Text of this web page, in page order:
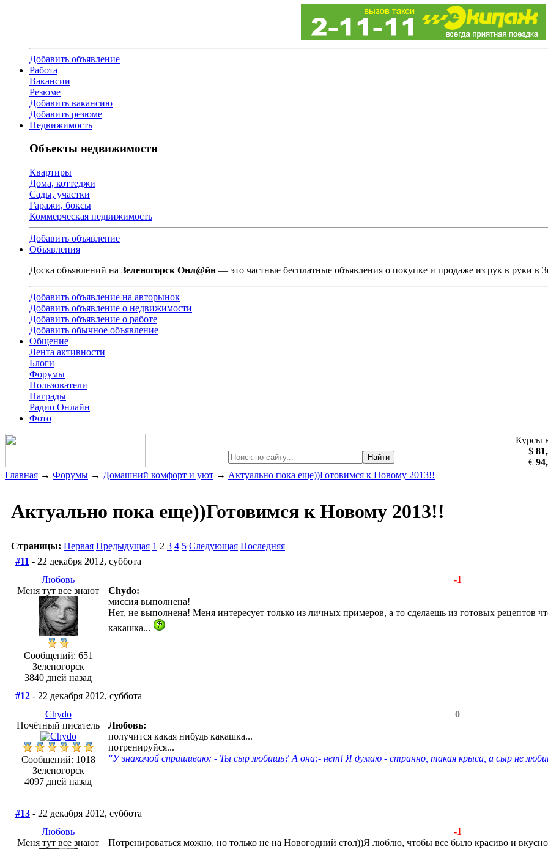
Добавить объявление
Работа
Вакансии
Резюме
Добавить вакансию
Добавить резюме
Недвижимость
Объекты недвижимости
Квартиры
Дома, коттеджи
Сады, участки
Гаражи, боксы
Коммерческая недвижимость
Добавить объявление
Объявления
Доска объявлений на Зеленогорск Онл@йн — это частные бесплатные объявления о покупке и продаже из рук в руки в
Добавить объявление на авторынок
Добавить объявление о недвижимости
Добавить объявление о работе
Добавить обычное объявление
Общение
Лента активности
Блоги
Форумы
Пользователи
Награды
Радио Онлайн
Фото
Найти
Курсы
$
€
Главная → Форумы → Домашний комфорт и уют → Актуально пока еще))Готовимся к Новому 2013!!
Актуально пока еще))Готовимся к Новому 2013!!
Страницы: Первая Предыдущая 1 2 3 4 5 Следующая Последняя
#11 - 22 декабря 2012, суббота
Любовь
Меня тут все знают
Сообщений: 651
Зеленогорск
3840 дней назад
-1
Chydo:
миссия выполнена!
Нет, не выполнена! Меня интересует только из личных примеров, а то сделаешь из готовых рецептов
какашка...
#12 - 22 декабря 2012, суббота
Chydo
Почётный писатель
Сообщений: 1018
Зеленогорск
4097 дней назад
0
Любовь:
получится какая нибудь какашка...
потренируйся...
"У знакомой спрашиваю: - Ты сыр любишь? А она:- нет! Я думаю - странно, такая крыса, а сыр не
#13 - 22 декабря 2012, суббота
Любовь
Меня тут все знают
-1
Потренироваться можно, но только не на Новогодний стол))Я люблю, чтобы все было красиво и вкусно